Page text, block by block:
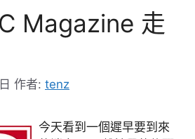
Magazine 走
作者: tenz
今天看到一個遲早要到來